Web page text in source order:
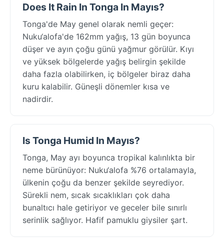
Does It Rain In Tonga In Mayıs?
Tonga'de May genel olarak nemli geçer:
Nuku‘alofa'de 162mm yağış, 13 gün boyunca
düşer ve ayın çoğu günü yağmur görülür. Kıyı
ve yüksek bölgelerde yağış belirgin şekilde
daha fazla olabilirken, iç bölgeler biraz daha
kuru kalabilir. Güneşli dönemler kısa ve
nadirdir.
Is Tonga Humid In Mayıs?
Tonga, May ayı boyunca tropikal kalınlıkta bir
neme bürünüyor: Nuku‘alofa %76 ortalamayla,
ülkenin çoğu da benzer şekilde seyrediyor.
Sürekli nem, sıcak sıcaklıkları çok daha
bunaltıcı hale getiriyor ve geceler bile sınırlı
serinlik sağlıyor. Hafif pamuklu giysiler şart.